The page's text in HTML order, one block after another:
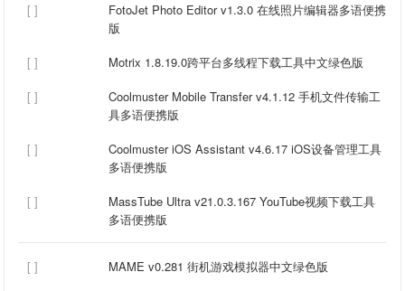
[ ]
FotoJet Photo Editor v1.3.0 在线照片编辑器多语便携
版
[ ]
Motrix 1.8.19.0跨平台多线程下载工具中文绿色版
[ ]
Coolmuster Mobile Transfer v4.1.12 手机文件传输工
具多语便携版
[ ]
Coolmuster iOS Assistant v4.6.17 iOS设备管理工具
多语便携版
[ ]
MassTube Ultra v21.0.3.167 YouTube视频下载工具
多语便携版
[ ]
MAME v0.281 街机游戏模拟器中文绿色版